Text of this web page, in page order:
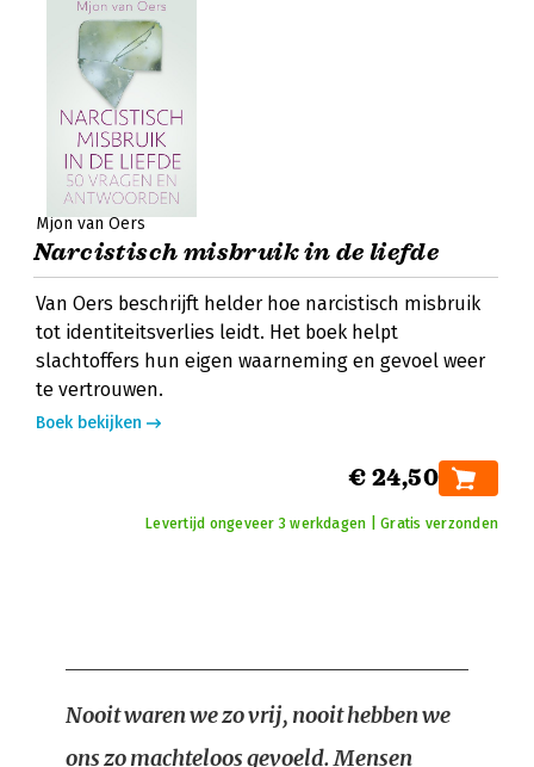
Mjon van Oers
Narcistisch misbruik in de liefde
Van Oers beschrijft helder hoe narcistisch misbruik
tot identiteitsverlies leidt. Het boek helpt
slachtoffers hun eigen waarneming en gevoel weer
te vertrouwen.
Boek bekijken
€ 24,50
Levertijd ongeveer 3 werkdagen | Gratis verzonden
Nooit waren we zo vrij, nooit hebben we
ons zo machteloos gevoeld. Mensen